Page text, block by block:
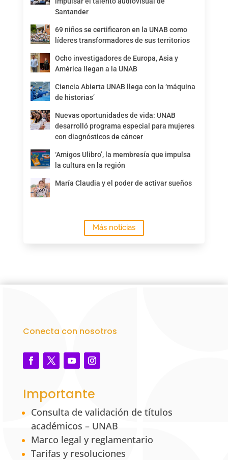
Santander
69 niños se certificaron en la UNAB como
líderes transformadores de sus territorios
Ocho investigadores de Europa, Asia y
América llegan a la UNAB
Ciencia Abierta UNAB llega con la ‘máquina
de historias’
Nuevas oportunidades de vida: UNAB
desarrolló programa especial para mujeres
con diagnósticos de cáncer
‘Amigos Ulibro’, la membresía que impulsa
la cultura en la región
María Claudia y el poder de activar sueños
Más noticias
Conecta con nosotros
Importante
Consulta de validación de títulos
académicos – UNAB
Marco legal y reglamentario
Tarifas y resoluciones